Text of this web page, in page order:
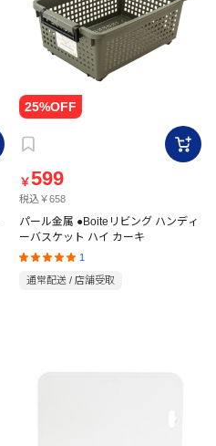
￥599
税込￥658
パール金属 ●Boiteリビング ハンディ
ーバスケット ハイ カーキ
1
通常配送 / 店舗受取